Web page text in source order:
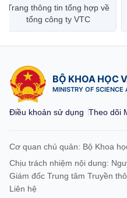
Trang thông tin tổng hợp về
tổng công ty VTC
BỘ KHOA HỌC
MINISTRY OF SCIENCE
Điều khoản sử dụng Theo dõi
Cơ quan chủ quản: Bộ Khoa
Chịu trách nhiệm nội dung:
Giám đốc Trung tâm Truyền
Liên hệ